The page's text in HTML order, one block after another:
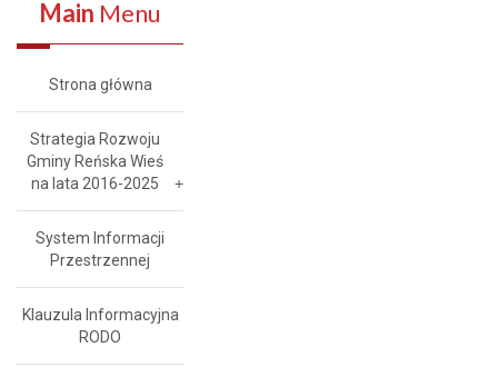
Main Menu
Strona główna
Strategia Rozwoju
Gminy Reńska Wieś
na lata 2016-2025
System Informacji
Przestrzennej
Klauzula Informacyjna
RODO